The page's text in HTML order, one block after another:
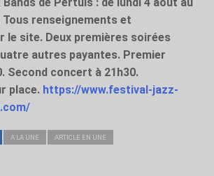
de Pertuis : de lundi 4 août au
Tous renseignements et
le site. Deux premières soirées
autres payantes. Premier
Second concert à 21h30.
place.https://www.festival-jazz-
A LA UNE ARTICLE EN UNE